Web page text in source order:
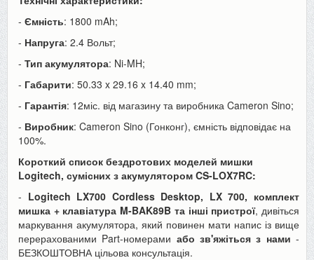
- Ємність: 1800 mAh;
- Напруга: 2.4 Вольт;
- Тип акумулятора: Ni-MH;
- Габарити: 50.33 x 29.16 x 14.40 mm;
- Гарантія: 12міс. від магазину та виробника Cameron Sino;
- Виробник: Cameron Sino (Гонконг), ємність відповідає на
100%.
Короткий список бездротових моделей мишки
Logitech, сумісних з акумулятором CS-LOX7RC:
- Logitech LX700 Cordless Desktop, LX 700, комплект
мишка + клавіатура M-BAK89B та інші пристрої, дивіться
маркування акумулятора, який повинен мати напис із вище
перерахованими Part-номерами або зв'яжіться з нами -
БЕЗКОШТОВНА цільова консультація.